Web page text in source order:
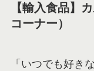
【輸入食品】
コーナー）
「いつでも好き